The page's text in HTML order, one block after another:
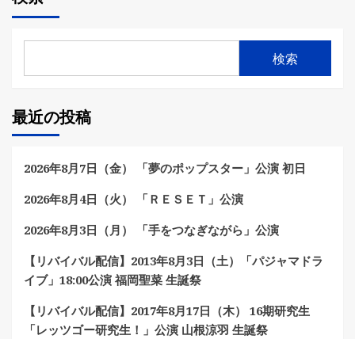
検索
最近の投稿
2026年8月7日（金） 「夢のポップスター」公演 初日
2026年8月4日（火） 「ＲＥＳＥＴ」公演
2026年8月3日（月） 「手をつなぎながら」公演
【リバイバル配信】2013年8月3日（土）「パジャマドラ
イブ」18:00公演 福岡聖菜 生誕祭
【リバイバル配信】2017年8月17日（木） 16期研究生
「レッツゴー研究生！」公演 山根涼羽 生誕祭